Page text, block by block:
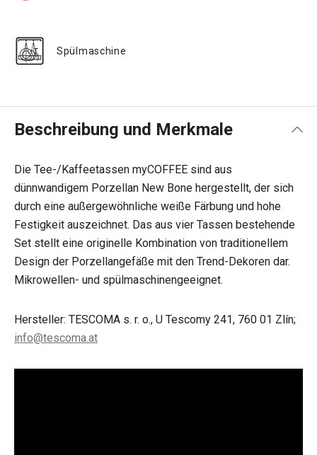
Spülmaschine
Beschreibung und Merkmale
Die Tee-/Kaffeetassen myCOFFEE sind aus
dünnwandigem Porzellan New Bone hergestellt, der sich
durch eine außergewöhnliche weiße Färbung und hohe
Festigkeit auszeichnet. Das aus vier Tassen bestehende
Set stellt eine originelle Kombination von traditionellem
Design der Porzellangefäße mit den Trend-Dekoren dar.
Mikrowellen- und spülmaschinengeeignet.
Hersteller: TESCOMA s. r. o., U Tescomy 241, 760 01 Zlín;
info@tescoma.at